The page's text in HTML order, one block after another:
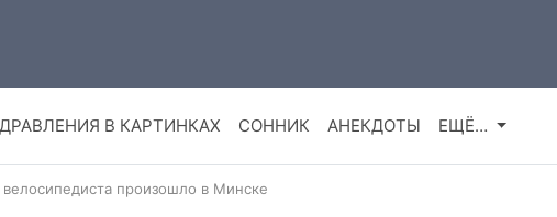
В КАРТИНКАХ СОННИК АНЕКДОТЫ ЕЩЁ…
произошло в Минске